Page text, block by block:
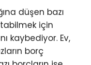
düşen bazı
için
kaybediyor. Ev,
borç